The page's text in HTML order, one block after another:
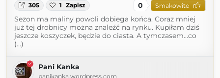
305 1 Zapisz 0 Smakowite
Sezon ma maliny powoli dobiega końca. Coraz mniej
już tej drobnicy można znaleźć na rynku. Kupiłam dziś
jeszcze koszyczek, będzie do ciasta. A tymczasem…co
(...)
Pani Kanka
panikanka.wordpress.com